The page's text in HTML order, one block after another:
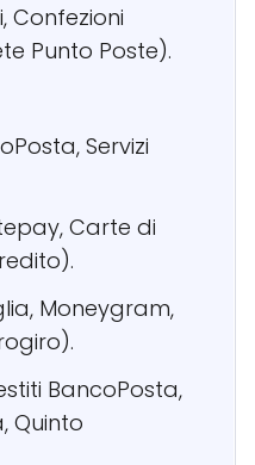
Confezioni
Punto Poste).
Servizi
Carte di
Moneygram,
BancoPosta,
Quinto